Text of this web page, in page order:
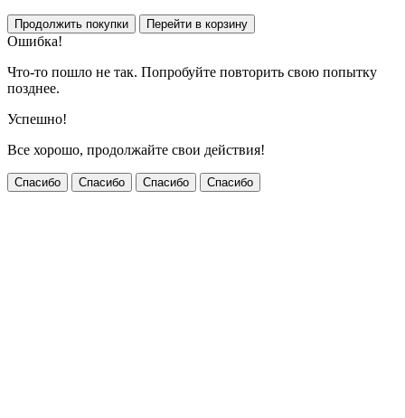
Ошибка!
Что-то пошло не так. Попробуйте повторить свою попытку
позднее.
Успешно!
Все хорошо, продолжайте свои действия!
Спасибо Спасибо Спасибо Спасибо